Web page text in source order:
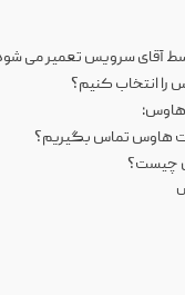
آقای سرویس تعمیر می
را انتخاب کنیم؟
هاوس:
هاوس تماس بگیریم؟
چیست؟